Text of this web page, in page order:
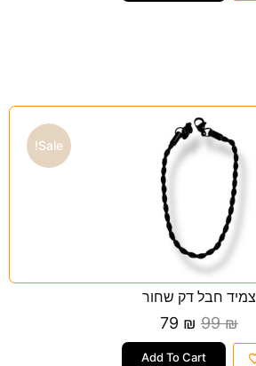
Sale!
צמיד חבל דק שחור
99₪
79 ₪
Add To Cart